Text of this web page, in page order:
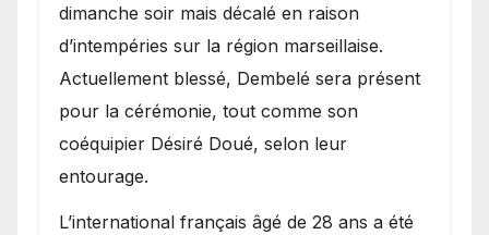
dimanche soir mais décalé en raison
d’intempéries sur la région marseillaise.
Actuellement blessé, Dembelé sera présent
pour la cérémonie, tout comme son
coéquipier Désiré Doué, selon leur
entourage.
L’international français âgé de 28 ans a été